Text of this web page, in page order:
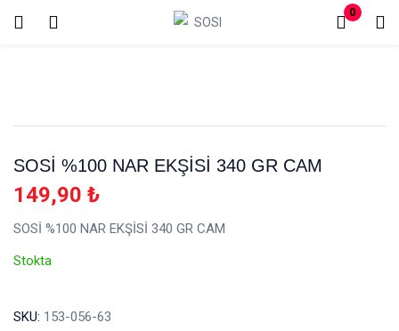
0
Kayıt Ol
Beni hatırla
SOSİ %100 NAR EKŞİSİ 340 GR CAM
149,90 ₺
SOSİ %100 NAR EKŞİSİ 340 GR CAM
Stokta
SKU: 153-056-63